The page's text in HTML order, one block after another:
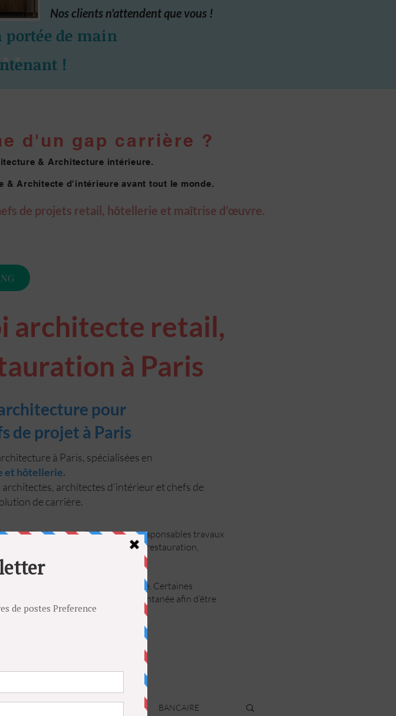
Nos clients n'attendent que vous !
portée de main
!
d'un gap carrière ?
& Architecture intérieure.
& Architecte d'intérieure avant tout le monde.
de projets retail, hôtellerie et maîtrise d’œuvre.
architecte retail,
à Paris
pour
de projet à Paris
à Paris, spécialisées en
et hôtellerie.
architectes d’intérieur et chefs de
de carrière.
d’intérieur, chefs de projets, responsables travaux
en architecture, retail, hôtellerie, restauration,
Île-de-France et partout en France. Certaines
déposer une candidature spontanée afin d’être
BANCAIRE